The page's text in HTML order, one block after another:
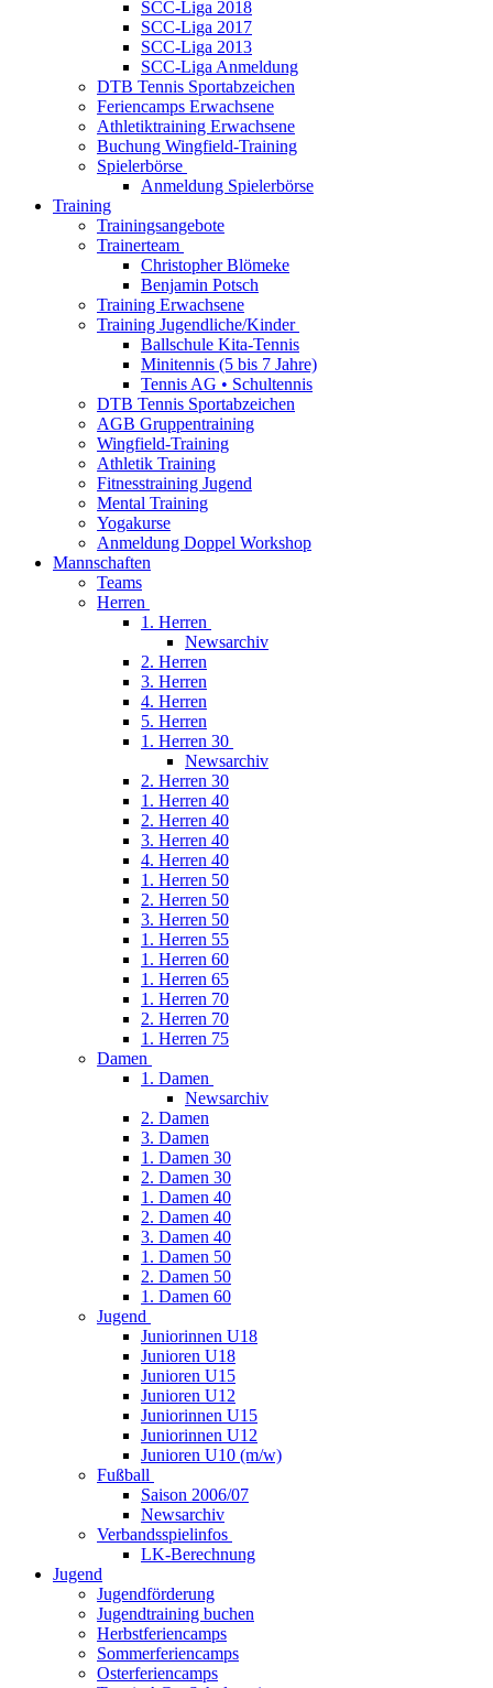
SCC-Liga 2018
SCC-Liga 2017
SCC-Liga 2013
SCC-Liga Anmeldung
DTB Tennis Sportabzeichen
Feriencamps Erwachsene
Athletiktraining Erwachsene
Buchung Wingfield-Training
Spielerbörse
Anmeldung Spielerbörse
Training
Trainingsangebote
Trainerteam
Christopher Blömeke
Benjamin Potsch
Training Erwachsene
Training Jugendliche/Kinder
Ballschule Kita-Tennis
Minitennis (5 bis 7 Jahre)
Tennis AG • Schultennis
DTB Tennis Sportabzeichen
AGB Gruppentraining
Wingfield-Training
Athletik Training
Fitnesstraining Jugend
Mental Training
Yogakurse
Anmeldung Doppel Workshop
Mannschaften
Teams
Herren
1. Herren
Newsarchiv
2. Herren
3. Herren
4. Herren
5. Herren
1. Herren 30
Newsarchiv
2. Herren 30
1. Herren 40
2. Herren 40
3. Herren 40
4. Herren 40
1. Herren 50
2. Herren 50
3. Herren 50
1. Herren 55
1. Herren 60
1. Herren 65
1. Herren 70
2. Herren 70
1. Herren 75
Damen
1. Damen
Newsarchiv
2. Damen
3. Damen
1. Damen 30
2. Damen 30
1. Damen 40
2. Damen 40
3. Damen 40
1. Damen 50
2. Damen 50
1. Damen 60
Jugend
Juniorinnen U18
Junioren U18
Junioren U15
Junioren U12
Juniorinnen U15
Juniorinnen U12
Junioren U10 (m/w)
Fußball
Saison 2006/07
Newsarchiv
Verbandsspielinfos
LK-Berechnung
Jugend
Jugendförderung
Jugendtraining buchen
Herbstferiencamps
Sommerferiencamps
Osterferiencamps